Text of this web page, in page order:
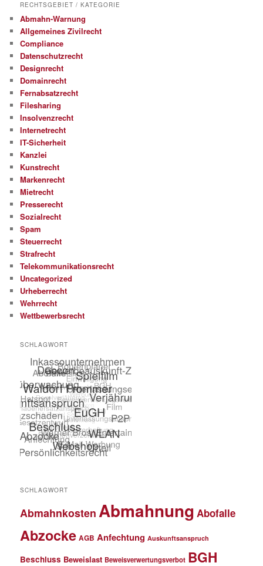
RECHTSGEBIET / KATEGORIE
Abmahn-Warnung
Allgemeines Zivilrecht
Compliance
Datenschutzrecht
Designrecht
Domainrecht
Fernabsatzrecht
Filesharing
Insolvenzrecht
Internetrecht
IT-Sicherheit
Kanzlei
Kunstrecht
Markenrecht
Mietrecht
Presserecht
Sozialrecht
Spam
Steuerrecht
Strafrecht
Telekommunikationsrecht
Uncategorized
Urheberrecht
Wehrrecht
Wettbewerbsrecht
SCHLAGWORT
SCHLAGWORT
Abmahnkosten Abmahnung Abofalle
Abzocke AGB Anfechtung Auskunftsanspruch
Beschluss Beweislast Beweisverwertungsverbot BGH